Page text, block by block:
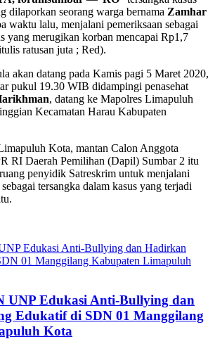
dilaporkan seorang warga bernama Zamhar
waktu lalu, menjalani pemeriksaan sebagai
yang merugikan korban mencapai Rp1,7
ratusan juta ; Red).
akan datang pada Kamis pagi 5 Maret 2020,
pukul 19.30 WIB didampingi penasehat
, datang ke Mapolres Limapuluh
Kecamatan Harau Kabupaten
Kota, mantan Calon Anggota
RI Daerah Pemilihan (Dapil) Sumbar 2 itu
penyidik Satreskrim untuk menjalani
tersangka dalam kasus yang terjadi
UNP Edukasi Anti-Bullying dan
Edukatif di SDN 01 Manggilang
Kota